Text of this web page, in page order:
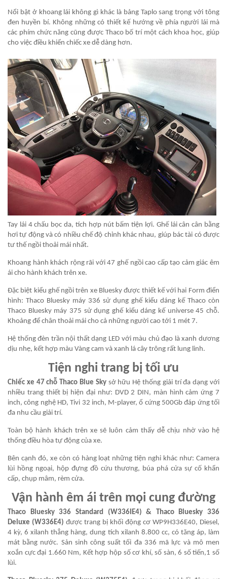
Nổi bật ở khoang lái không gì khác là bảng Taplo sang trọng với tông
đen huyền bí. Không những có thiết kế hướng về phía người lái mà
các phím chức năng cũng được Thaco bố trí một cách khoa học, giúp
cho việc điều khiển chiếc xe dễ dàng hơn.
Tay lái 4 chấu bọc da, tích hợp nút bấm tiện lợi. Ghế lái cân cân bằng
hơi tự động và có nhiều chế độ chỉnh khác nhau, giúp bác tài có được
tư thế ngồi thoải mái nhất.
Khoang hành khách rộng rãi với 47 ghế ngồi cao cấp tạo cảm giác êm
ái cho hành khách trên xe.
Đặc biệt kiểu ghế ngồi trên xe Bluesky được thiết kế với hai Form điển
hình: Thaco Bluesky máy 336 sử dụng ghế kiểu dáng kế Thaco còn
Thaco Bluesky máy 375 sử dụng ghế kiểu dáng kế universe 45 chỗ.
Khoảng để chân thoải mái cho cả những người cao tới 1 mét 7.
Hệ thống đèn trần nội thất dạng LED với màu chủ đạo là xanh dương
dịu nhẹ, kết hợp màu Vàng cam và xanh lá cây trông rất lung linh.
Tiện nghi trang bị tối ưu
Chiếc xe 47 chỗ Thaco Blue Skysở hữu Hệ thống giải trí đa dạng với
nhiều trang thiết bị hiện đại như: DVD 2 DIN, màn hình cảm ứng 7
inch, công nghệ HD, Tivi 32 inch, M-player, ổ cứng 500Gb đáp ứng tối
đa nhu cầu giải trí.
Toàn bộ hành khách trên xe sẽ luôn cảm thấy dễ chịu nhờ vào hệ
thống điều hòa tự động của xe.
Bên cạnh đó, xe còn có hàng loạt những tiện nghi khác như: Camera
lùi hồng ngoại, hộp đựng đồ cứu thương, búa phá cửa sự cố khẩn
cấp, chụp mâm, rèm cửa.
Vận hành êm ái trên mọi cung đường
Thaco Bluesky 336 Standard (W336IE4) & Thaco Bluesky 336
Deluxe (W336E4) được trang bị khối động cơ WP9H336E40, Diesel,
4 kỳ, 6 xilanh thẳng hàng, dung tích xilanh 8.800 cc, có tăng áp, làm
mát bằng nước. Sản sinh công suất tối đa 336 mã lực và mô men
xoắn cực đại 1.660 Nm, Kết hợp hộp số cơ khí, số sàn, 6 số tiến,1 số
lùi.